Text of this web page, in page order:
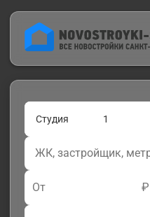
Студия 1
От ₽